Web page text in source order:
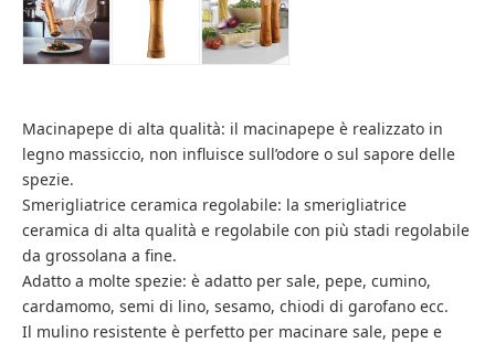
Macinapepe di alta qualità: il macinapepe è realizzato in
legno massiccio, non influisce sull’odore o sul sapore delle
spezie.
Smerigliatrice ceramica regolabile: la smerigliatrice
ceramica di alta qualità e regolabile con più stadi regolabile
da grossolana a fine.
Adatto a molte spezie: è adatto per sale, pepe, cumino,
cardamomo, semi di lino, sesamo, chiodi di garofano ecc.
Il mulino resistente è perfetto per macinare sale, pepe e